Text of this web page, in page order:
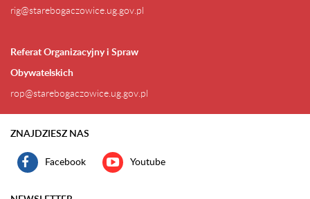
rig@starebogaczowice.ug.gov.pl
Referat Organizacyjny i Spraw
Obywatelskich
rop@starebogaczowice.ug.gov.pl
ZNAJDZIESZ NAS
Facebook Youtube